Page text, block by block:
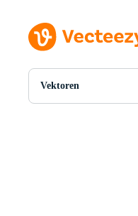
Vektoren
Alle Bilder